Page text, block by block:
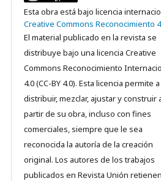
Esta obra está bajo licencia
Creative Commons Reconocimiento
El material publicado en la revista se
distribuye bajo una licencia Creative
Commons Reconocimiento
4.0 (CC-BY 4.0). Esta licencia permite
distribuir, mezclar, ajustar y construir
partir de su obra, incluso con fines
comerciales, siempre que le sea
reconocida la autoría de la creación
original. Los autores de los trabajos
publicados en Revista Unión